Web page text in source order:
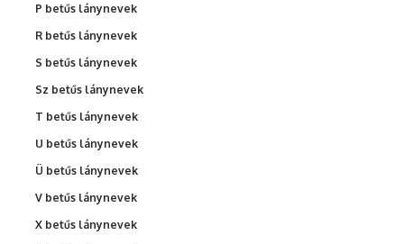
P betűs lánynevek
R betűs lánynevek
S betűs lánynevek
Sz betűs lánynevek
T betűs lánynevek
U betűs lánynevek
Ü betűs lánynevek
V betűs lánynevek
X betűs lánynevek